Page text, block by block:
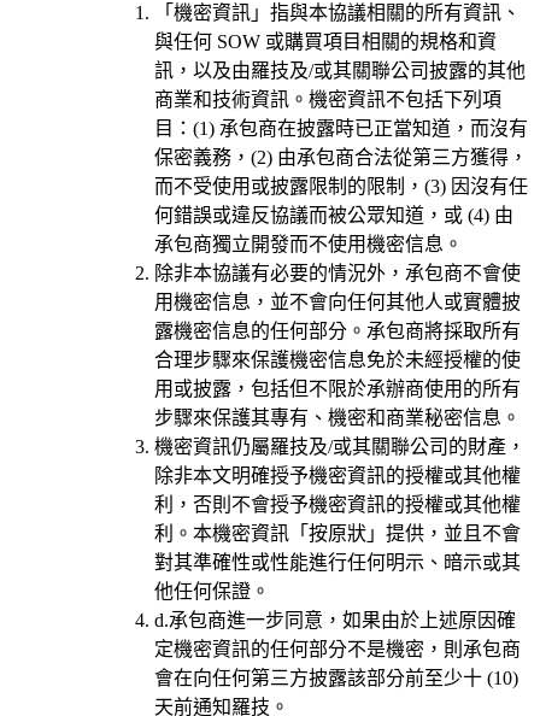
「機密資訊」指與本協議相關的所有資訊、
與任何 SOW 或購買項目相關的規格和資
訊，以及由羅技及/或其關聯公司披露的其他
商業和技術資訊。機密資訊不包括下列項
目：(1) 承包商在披露時已正當知道，而沒有
保密義務，(2) 由承包商合法從第三方獲得，
而不受使用或披露限制的限制，(3) 因沒有任
何錯誤或違反協議而被公眾知道，或 (4) 由
承包商獨立開發而不使用機密信息。
除非本協議有必要的情況外，承包商不會使
用機密信息，並不會向任何其他人或實體披
露機密信息的任何部分。承包商將採取所有
合理步驟來保護機密信息免於未經授權的使
用或披露，包括但不限於承辦商使用的所有
步驟來保護其專有、機密和商業秘密信息。
機密資訊仍屬羅技及/或其關聯公司的財產，
除非本文明確授予機密資訊的授權或其他權
利，否則不會授予機密資訊的授權或其他權
利。本機密資訊「按原狀」提供，並且不會
對其準確性或性能進行任何明示、暗示或其
他任何保證。
d.承包商進一步同意，如果由於上述原因確
定機密資訊的任何部分不是機密，則承包商
會在向任何第三方披露該部分前至少十 (10)
天前通知羅技。